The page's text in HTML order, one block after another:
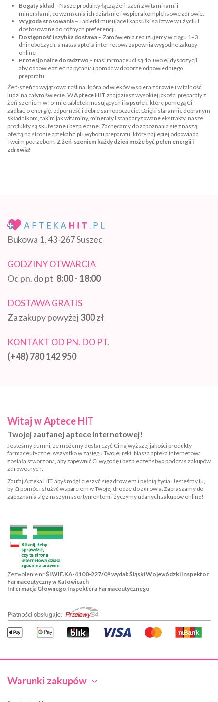
Bogaty skład – Nasze produkty łączą żeń-szeń z witaminami i
minerałami, co wzmacnia ich działanie i wspiera kompleksowe zdrowie.
Wygoda stosowania – Tabletki musujące i kapsułki są łatwe w użyciu i
dostosowane do różnych preferencji.
Dostępność i szybka dostawa – Zamówienia realizujemy w ciągu 1–3
dni roboczych, a nasza apteka internetowa zapewnia wygodne zakupy
online.
Profesjonalne doradztwo – Nasi farmaceuci są do Twojej dyspozycji,
aby odpowiedzieć na pytania i pomóc w doborze odpowiedniego
preparatu.
Żeń-szeń to wyjątkowa roślina, która od wieków wspiera zdrowie i witalność
ludzi na całym świecie. WAptece HIT znajdziesz wysokiej jakości preparaty z
żeń-szeniem w formie tabletek musujących i kapsułek, które pomogą Ci
zadbać o energię, odporność i dobre samopoczucie. Dzięki starannie dobranym
składnikom, takim jak witaminy, minerały i standaryzowane ekstrakty, nasze
produkty są skuteczne i bezpieczne. Zachęcamy do zapoznania się z naszą
ofertą na stronieaptekahit.pl i wyboru preparatu, który najlepiej odpowiada
Twoim potrzebom. Z żeń-szeniem każdy dzień może być pełen energii i
zdrowia!
Bukowa 1, 43-267 Suszec
GODZINY OTWARCIA
Od pn. do pt. 8:00 - 18:00
DOSTAWA GRATIS
Za zakupy powyżej 300 zł
KONTAKT OD PN. DO PT.
(+48) 780 142 950
Warunki zakupów
Witaj w Aptece HIT
Twojej zaufanej aptece internetowej!
Jesteśmy dumni, że możemy dostarczyć Ci najwyższej jakości produkty
farmaceutyczne, wszystko w zasięgu Twojej ręki. Nasza apteka internetowa
została stworzona, aby zapewnić Ci wygodę i bezpieczeństwo podczas zakupów
zdrowotnych.
Zaufaj Apteka HIT, abyś mógł cieszyć się zdrowiem i pełnią życia. Jesteśmy tu,
by Ci pomóc i służyć wsparciem w Twojej drodze do zdrowia. Zapraszamy do
zapoznania się z naszym asortymentem i życzymy udanych zakupów online!
Zezwolenie nrŚLWIF.KA-4100-227/09 wydał: Śląski Wojewódzki Inspektor
Farmaceutyczny w Katowicach
Informacja Głównego Inspektora Farmaceutycznego